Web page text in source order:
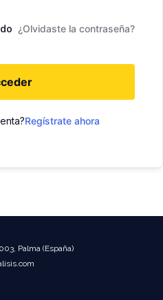
¿Olvidaste la contraseña?
Regístrate ahora
Palma (España)